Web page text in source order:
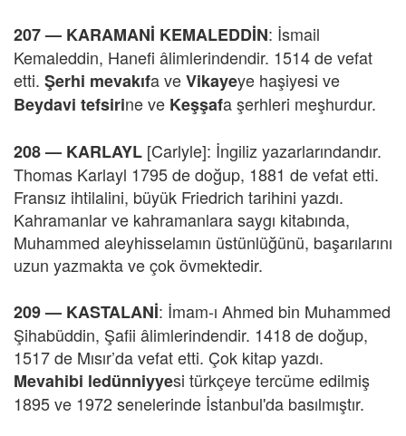
207 — KARAMANİ KEMALEDDİN: İsmail
Kemaleddin, Hanefi âlimlerindendir. 1514 de vefat
etti. Şerhi mevakıfa veVikayeye haşiyesi ve
Beydavi tefsirine ve Keşşafa şerhleri meşhurdur.
208 — KARLAYL [Carlyle]: İngiliz yazarlarındandır.
Thomas Karlayl 1795 de doğup, 1881 de vefat etti.
Fransız ihtilalini, büyük Friedrich tarihini yazdı.
Kahramanlar ve kahramanlara saygı kitabında,
Muhammed aleyhisselamın üstünlüğünü, başarılarını
uzun yazmakta ve çok övmektedir.
209 — KASTALANİ: İmam-ı Ahmed bin Muhammed
Şihabüddin, Şafii âlimlerindendir. 1418 de doğup,
1517 de Mısır’da vefat etti. Çok kitap yazdı.
Mevahibi ledünniyyesi türkçeye tercüme edilmiş
1895 ve 1972 senelerinde İstanbul'da basılmıştır.